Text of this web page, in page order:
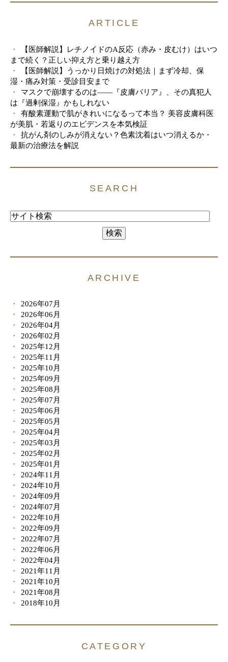
ARTICLE
【医師解説】レチノイドのA反応（赤み・皮むけ）はいつ
まで続く？正しい抑え方と乗り越え方
【医師解説】うっかり日焼けの対処法｜まず冷却、保
湿・痛み対策・受診目安まで
マスクで崩壊するのは――『皮膚バリア』、その真犯人
は『過剰保湿』かもしれない
有酸素運動で肌がきれいになるって本当？ 美容皮膚科医
が美肌・若返りのエビデンスを本気検証
抗がん剤のしみが消えない？色素沈着はいつ消えるか・
最新の治療法を解説
SEARCH
ARCHIVE
2026年07月
2026年06月
2026年04月
2026年02月
2025年12月
2025年11月
2025年10月
2025年09月
2025年08月
2025年07月
2025年06月
2025年05月
2025年04月
2025年03月
2025年02月
2025年01月
2024年11月
2024年10月
2024年09月
2024年07月
2022年10月
2022年09月
2022年07月
2022年06月
2022年04月
2021年11月
2021年10月
2021年08月
2018年10月
CATEGORY